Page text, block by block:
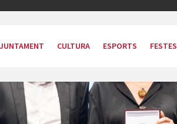
CULTURA ESPORTS FESTES